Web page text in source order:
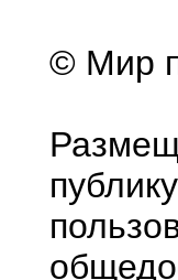
© Мир